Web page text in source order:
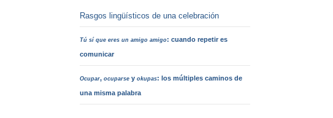
Rasgos lingüísticos de una celebración
Tú sí que eres un amigo amigo: cuando repetir es
comunicar
Ocupar, ocuparsey okupas: los múltiples caminos de
una misma palabra